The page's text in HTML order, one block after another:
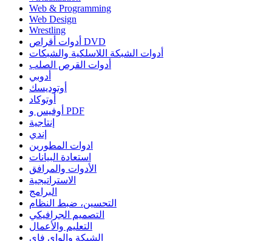
Web & Programming
Web Design
Wrestling
أدوات أقراص DVD
أدوات الشبكة اللاسلكية والشبكات
أدوات القرص الصلب
أدوبي
أوتوديسك
أوتوكاد
أوفيس و PDF
إنتاجية
إندي
ادوات المطورين
استعادة البيانات
الأدوات والمرافق
الاستراتيجية
البرامج
التحسين، ضبط النظام
التصميم الجرافيكي
التعليم والأعمال
الشبكة والواي فاي